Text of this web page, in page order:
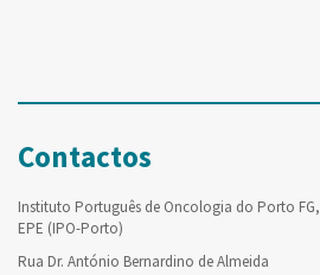
Contactos
Instituto Português de Oncologia do Porto FG,
EPE (IPO-Porto)
Rua Dr. António Bernardino de Almeida